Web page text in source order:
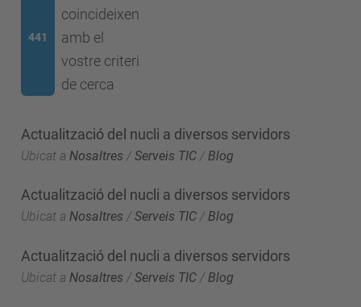
441
coincideixen
amb el
vostre criteri
de cerca
Actualització del nucli a diversos servidors
Ubicat a Nosaltres /Serveis TIC / Blog
Actualització del nucli a diversos servidors
Ubicat a Nosaltres /Serveis TIC /Blog
Actualització del nucli a diversos servidors
Ubicat a Nosaltres /Serveis TIC / Blog